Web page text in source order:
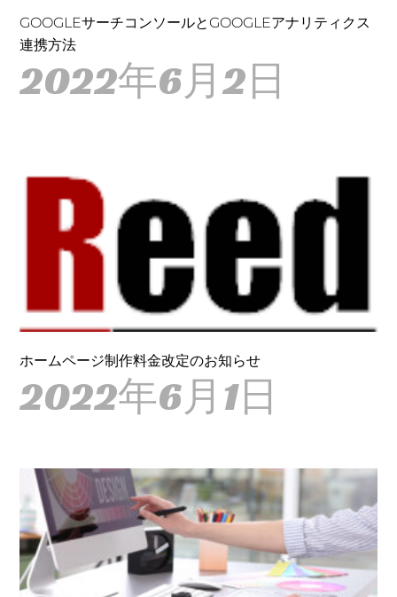
GOOGLEサーチコンソールとGOOGLEアナリティクス
連携方法
2022年6月2日
ホームページ制作料金改定のお知らせ
2022年6月1日